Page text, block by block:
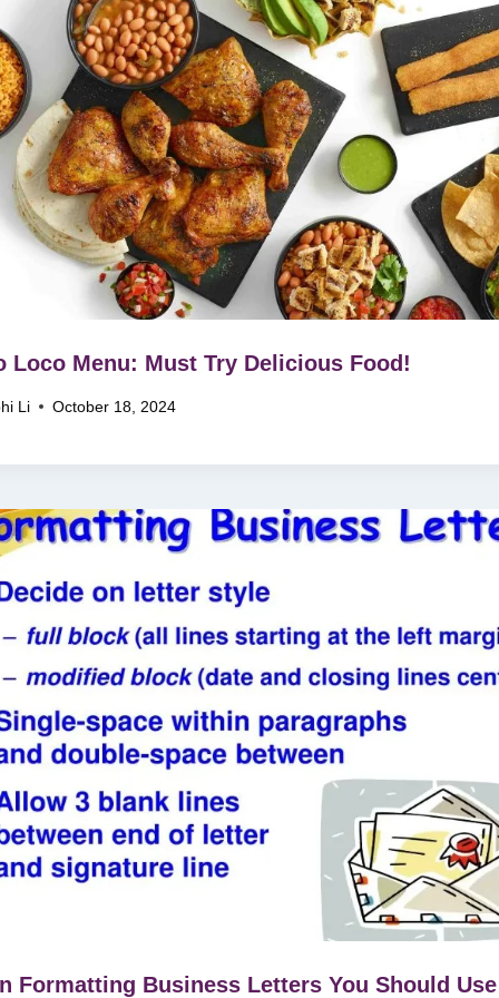
Loco Menu: Must Try Delicious Food!
Li October 18, 2024
Formatting Business Letters You Should Use